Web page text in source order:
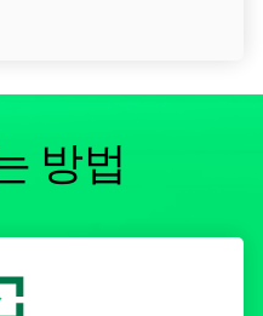
방법